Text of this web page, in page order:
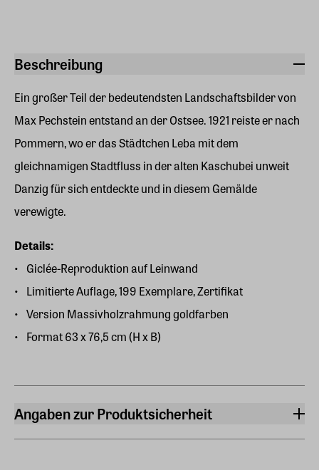
Beschreibung
Ein großer Teil der bedeutendsten Landschaftsbilder von
Max Pechstein entstand an der Ostsee. 1921 reiste er nach
Pommern, wo er das Städtchen Leba mit dem
gleichnamigen Stadtfluss in der alten Kaschubei unweit
Danzig für sich entdeckte und in diesem Gemälde
verewigte.
Details:
Giclée-Reproduktion auf Leinwand
Limitierte Auflage, 199 Exemplare, Zertifikat
Version Massivholzrahmung goldfarben
Format 63 x 76,5 cm (H x B)
Angaben zur Produktsicherheit